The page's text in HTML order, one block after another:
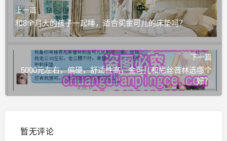
上一篇
和8个月大的孩子一起睡，适合买金可儿的床垫吗？
下一篇
5000元左右，偏硬，舒适性高，金可儿和尼丝普林选哪个
好？
暂无评论